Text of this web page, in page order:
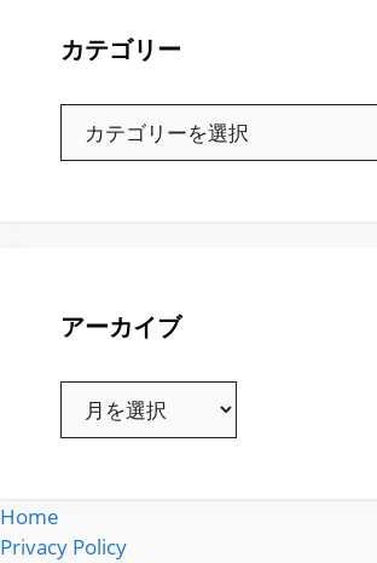
カテゴリー
アーカイブ
Home
Privacy Policy